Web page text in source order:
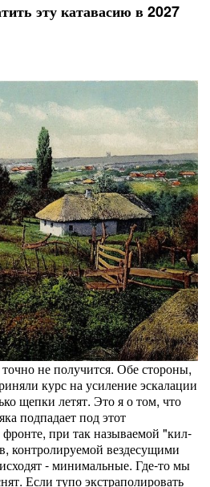
эту катавасию в 2027
не получится. Обе стороны,
курс на усиление эскалации
щепки летят. Это я о том, что
подпадает под этот
при так называемой "кил-
контролируемой вездесущими
- минимальные. Где-то мы
Если тупо экстраполировать